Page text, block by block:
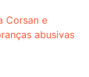
Corsan e
abusivas